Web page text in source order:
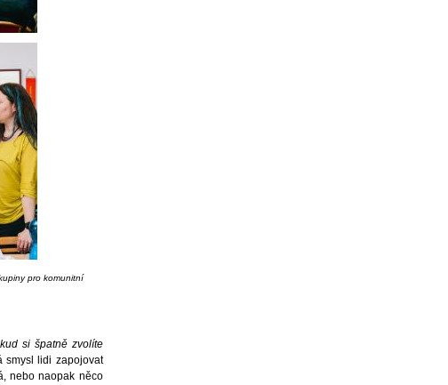
pro komunitní
si špatně zvolíte
smysl lidi zapojovat
nebo naopak něco